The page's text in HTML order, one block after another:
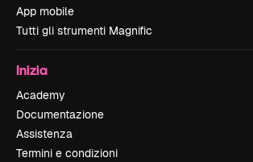
App mobile
Tutti gli strumenti Magnific
Inizia
Academy
Documentazione
Assistenza
Termini e condizioni